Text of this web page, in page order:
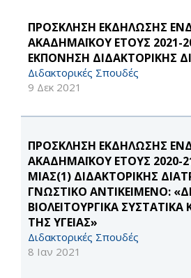
ΠΡΟΣΚΛΗΣΗ ΕΚΔΗΛΩΣΗΣ
ΑΚΑΔΗΜΑΪΚΟΥ ΕΤΟΥΣ 2021-
ΕΚΠΟΝΗΣΗ ΔΙΔΑΚΤΟΡΙΚΗΣ
Διδακτορικές Σπουδές
9 Δεκ 2021
ΠΡΟΣΚΛΗΣΗ ΕΚΔΗΛΩΣΗΣ
ΑΚΑΔΗΜΑΪΚΟΥ ΕΤΟΥΣ 2020-
ΜΙΑΣ(1) ΔΙΔΑΚΤΟΡΙΚΗΣ
ΓΝΩΣΤΙΚΟ ΑΝΤΙΚΕΙΜΕΝΟ:
ΒΙΟΛΕΙΤΟΥΡΓΙΚΑ
ΤΗΣ ΥΓΕΙΑΣ»
Διδακτορικές Σπουδές
8 Ιαν 2021